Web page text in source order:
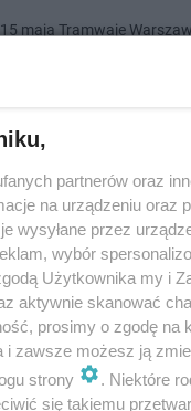
maja Tramwaje
na Zieloną
priorytet"
lutego, podczas wizyty
Trzaskowski zabrał
szkołach, al…
partnerów oraz
na urządzeniu oraz
wysyłane przez
wybór
Użytkownika my i
aktywnie skanować
prosimy o zgodę na
i zawsze możesz ją
strony
. Niektóre
się takiemu